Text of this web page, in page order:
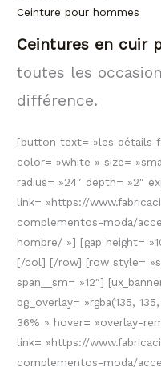
Ceinture pour hommes
Ceintures en cuir
toutes les
différence.
[button text= »les détails
color= »white » size=
radius= »24″ depth= »2″
link= »https://
complementos-moda/
hombre/ »] [gap height=
[/col] [/row] [row style=
span__sm= »12″]
bg_overlay= »rgba(135,
36% » hover= »overlay-
link= »https://
complementos-moda/